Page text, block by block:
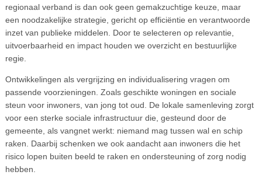
regionaal verband is dan ook geen gemakzuchtige keuze, maar
een noodzakelijke strategie, gericht op efficiëntie en verantwoorde
inzet van publieke middelen. Door te selecteren op relevantie,
uitvoerbaarheid en impact houden we overzicht en bestuurlijke
regie.
Ontwikkelingen als vergrijzing en individualisering vragen om
passende voorzieningen. Zoals geschikte woningen en sociale
steun voor inwoners, van jong tot oud. De lokale samenleving zorgt
voor een sterke sociale infrastructuur die, gesteund door de
gemeente, als vangnet werkt: niemand mag tussen wal en schip
raken. Daarbij schenken we ook aandacht aan inwoners die het
risico lopen buiten beeld te raken en ondersteuning of zorg nodig
hebben.